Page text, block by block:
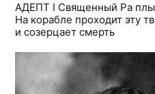
АДЕПТ I Священный Ра
На корабле проходит эту
и созерцает смерть